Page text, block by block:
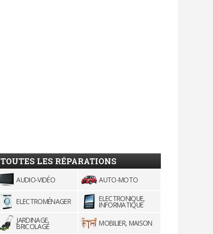
TOUTES LES RÉPARATIONS
AUDIO-VIDÉO AUTO-MOTO
ELECTROMÉNAGER ELECTRONIQUE,
INFORMATIQUE
JARDINAGE,
BRICOLAGE
MOBILIER, MAISON